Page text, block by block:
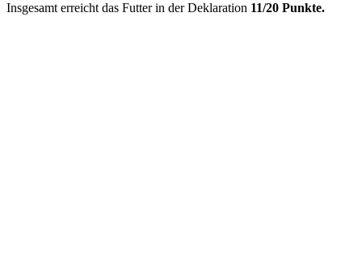
Insgesamt erreicht das Futter in der Deklaration 11/20 Punkte.